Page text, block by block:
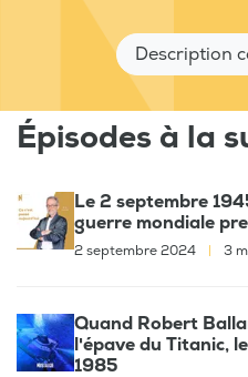
Description
Épisodes à la
Le 2 septembre
guerre mondiale
2 septembre 2024 3
Quand Robert
l'épave du Titanic,
1985